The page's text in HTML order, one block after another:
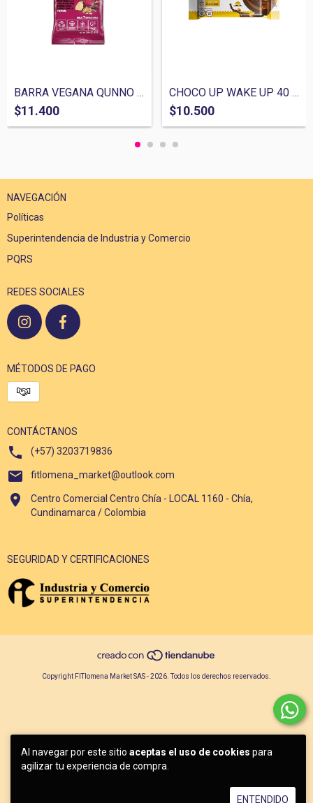
Al navegar por este sitio aceptas el uso de cookies para
agilizar tu experiencia de compra.
ENTENDIDO
BARRA VEGANA QUNNO BEET SQUARE 63 GR
$11.400
CHOCO UP WAKE UP 40 GR
$10.500
NAVEGACIÓN
Políticas
Superintendencia de Industria y Comercio
PQRS
REDES SOCIALES
MÉTODOS DE PAGO
CONTÁCTANOS
(+57) 3203719836
fitlomena_market@outlook.com
Centro Comercial Centro Chía - LOCAL 1160 - Chía,
Cundinamarca / Colombia
SEGURIDAD Y CERTIFICACIONES
Copyright FITlomena Market SAS - 2026. Todos los derechos reservados.